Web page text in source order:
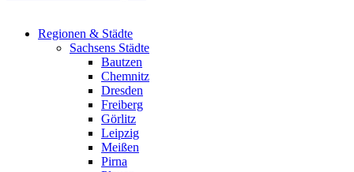
Regionen & Städte
Sachsens Städte
Bautzen
Chemnitz
Dresden
Freiberg
Görlitz
Leipzig
Meißen
Pirna